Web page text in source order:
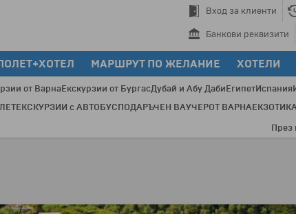
Вход за клиенти
Банкови реквизити
МАРШРУТ ПО ЖЕЛАНИЕ ХОТЕЛИ
от ВарнаЕкскурзии от БургасДубай и Абу ДабиЕгипетИспания
ЕКСКУРЗИИ с АВТОБУСПОДАРЪЧЕН ВАУЧЕРОТ ВАРНА
През